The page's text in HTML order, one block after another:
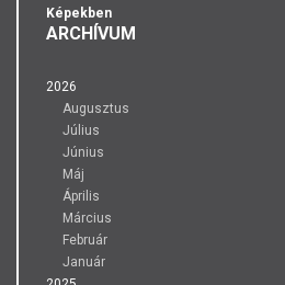
Képekben
ARCHÍVUM
2026
Augusztus
Július
Június
Máj
Április
Március
Február
Január